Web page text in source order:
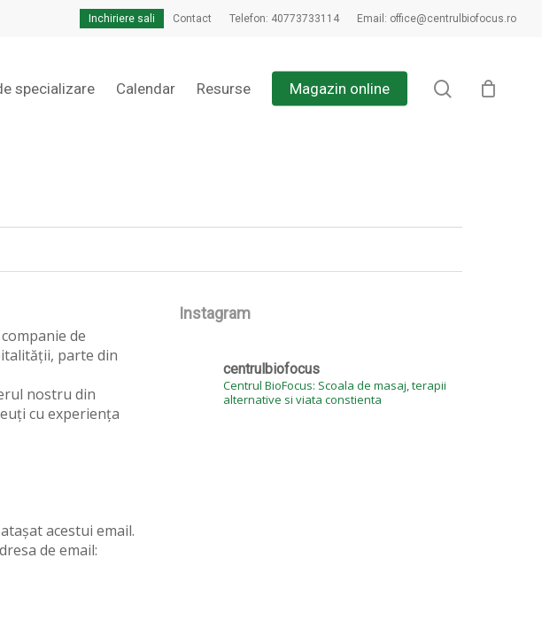
Inchiriere sali Contact Telefon: 40773733114 Email: office@centrulbiofocus.ro
specializare Calendar Resurse Magazin online search
de
parte din
nostru din
cu experiența
acestui email.
de email:
Instagram
centrulbiofocus
Centrul BioFocus: Scoala de masaj, terapii
alternative si viata constienta